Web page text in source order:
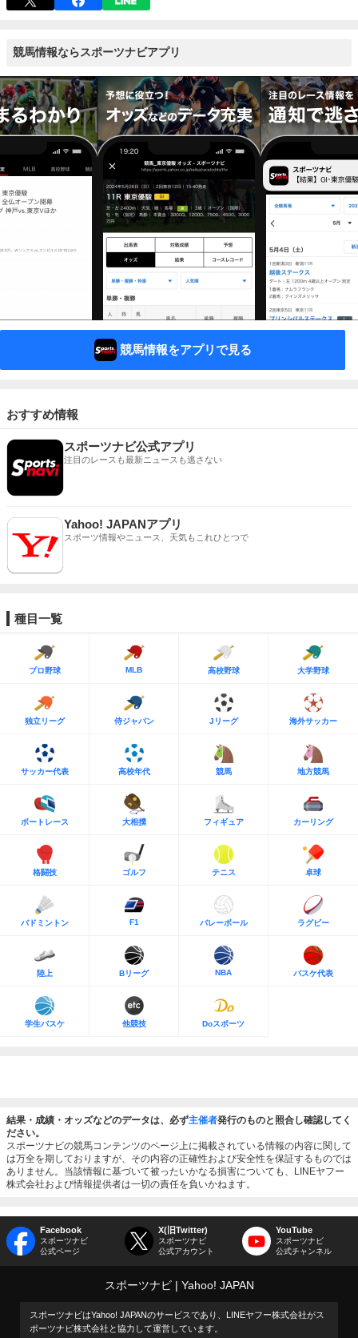
競馬情報ならスポーツナビアプリ
競馬情報をアプリで見る
おすすめ情報
スポーツナビ公式アプリ
注目のレースも最新ニュースも逃さない
Yahoo! JAPANアプリ
スポーツ情報やニュース、天気もこれひとつで
種目一覧
プロ野球 MLB 高校野球 大学野球
独立リーグ 侍ジャパン Jリーグ 海外サッカー
サッカー代表 高校年代 競馬 地方競馬
ボートレース 大相撲 フィギュア カーリング
格闘技 ゴルフ テニス 卓球
バドミントン F1 バレーボール ラグビー
陸上 Bリーグ NBA バスケ代表
学生バスケ 他競技 Doスポーツ
結果・成績・オッズなどのデータは、必ず主催者発行のものと照合し確認してく
ださい。
スポーツナビの競馬コンテンツのページ上に掲載されている情報の内容に関して
は万全を期しておりますが、その内容の正確性および安全性を保証するものでは
ありません。当該情報に基づいて被ったいかなる損害についても、LINEヤフー
株式会社および情報提供者は一切の責任を負いかねます。
Facebook
スポーツナビ
公式ページ
X(旧Twitter)
スポーツナビ
公式アカウント
YouTube
スポーツナビ
公式チャンネル
スポーツナビ Yahoo! JAPAN
スポーツナビはYahoo! JAPANのサービスであり、LINEヤフー株式会社がス
ポーツナビ株式会社と協力して運営しています。